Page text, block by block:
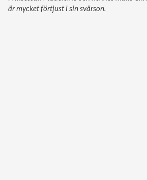
är mycket förtjust i sin svärson.